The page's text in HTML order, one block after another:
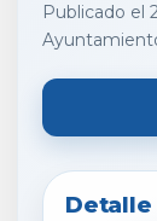
Publicado el
Detalle